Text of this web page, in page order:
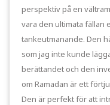
perspektiv på en
vara den ultimata fällan
tankeutmanande. Den
som jag inte kunde
berättandet och den
om Ramadan är ett
Den är perfekt för att